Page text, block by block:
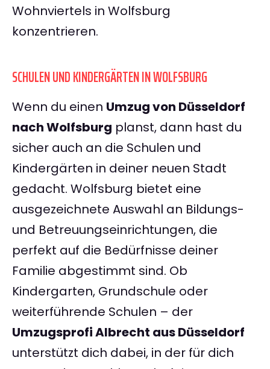
Wohnviertels in Wolfsburg
konzentrieren.
SCHULEN UND KINDERGÄRTEN IN WOLFSBURG
Wenn du einen Umzug von Düsseldorf
nach Wolfsburg planst, dann hast du
sicher auch an die Schulen und
Kindergärten in deiner neuen Stadt
gedacht. Wolfsburg bietet eine
ausgezeichnete Auswahl an Bildungs-
und Betreuungseinrichtungen, die
perfekt auf die Bedürfnisse deiner
Familie abgestimmt sind. Ob
Kindergarten, Grundschule oder
weiterführende Schulen – der
Umzugsprofi Albrecht aus Düsseldorf
unterstützt dich dabei, in der für dich